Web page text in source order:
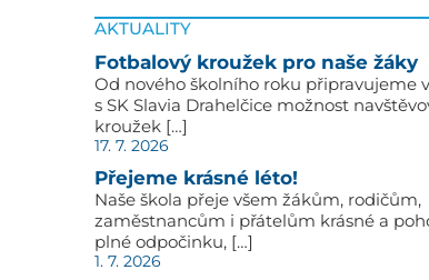
AKTUALITY
Fotbalový kroužek pro naše žáky
Od nového školního roku připravujeme
s SK Slavia Drahelčice možnost
kroužek […]
17. 7. 2026
Přejeme krásné léto!
Naše škola přeje všem žákům, rodičům,
zaměstnancům i přátelům krásné a
plné odpočinku, […]
1. 7. 2026